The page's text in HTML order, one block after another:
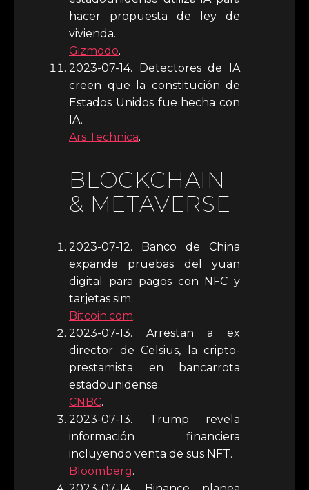
hacer propuesta de ley de
vivienda.
Gizmodo.
2023-07-14. Detectores de IA
creen que la constitución de
Estados Unidos fue hecha con
IA.
Ars Technica.
BLOCKCHAIN
& METAVERSE
2023-07-12. Banco de China
expande pruebas del yuan
digital para pagos con NFC y
tarjetas sim.
Bitcoin.com.
2023-07-13. Arrestan a ex
director de Celsius, la cripto-
prestamista en bancarrota
estadounidense.
CNBC.
2023-07-13. Trump revela
información financiera
incluyendo venta de sus NFT.
Bloomberg.